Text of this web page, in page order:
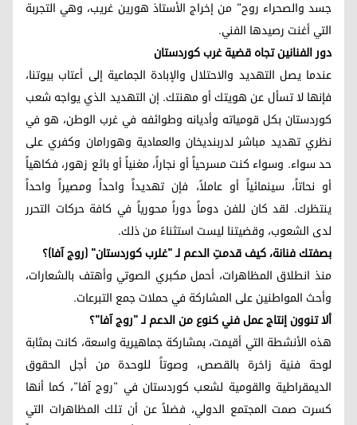
جسد والصحراء روح" من إخراج الأستاذ هورين غريب، وهي التجربة
التي أغنت رصيدها الفني.
دور الفنانين تجاه قضية غرب كوردستان
عندما يصل التهديد والاحتلال والإبادة الجماعية إلى أعتاب بيوتنا،
فإنها لا تسأل عن هويتك أو مهنتك. إن التهديد الذي يواجه شعب
كوردستان بكل قومياته وأديانه وطوائفه في غرب الوطن، هو في
نظري تهديد مباشر لدربنديخان والعمادية وهورامان وكفري على
حد سواء. وسواء كنت مسرحياً أو نجاراً، مغنياً أو بائع زهور، فكاهياً
أو نحاتاً، سينمائياً أو عاملاً، فإن تهديداً واحداً ومصيراً واحداً
ينتظرك. لقد كان للفن دوماً دوراً محورياً في كافة حركات التحرر
لدى الشعوب، وقضيتنا ليست استثناءً من ذلك.
بصفتك فنانة، كيف قدمتِ الدعم لـ "غلرب كوردستان" (روج آفا)؟
منذ انطلاق المظاهرات، أحمل مكبري الصوتي وأهتف بالشعارات،
وأحث المواطنين على المشاركة في حملات جمع التبرعات.
ألا تنوون إنتاج عمل فني كنوع من الدعم لـ "روج آفا"؟
هذه الأنشطة التي أقيمت، بمشاركة جماهيرية واسعة، كانت بمثابة
لوحة فنية زاخرة بالقصص، وصوتاً للوحدة من أجل الحقوق
الديمقراطية والقومية لشعب كوردستان في "روج آفا"، كما أنها
كسرت صمت المجتمع الدولي، فضلاً عن أن تلك المظاهرات التي